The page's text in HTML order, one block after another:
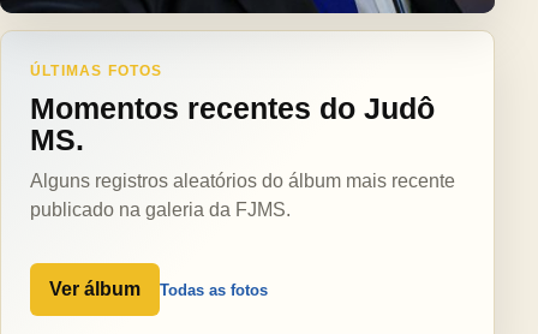
ÚLTIMAS FOTOS
Momentos recentes do Judô
MS.
Alguns registros aleatórios do álbum mais recente
publicado na galeria da FJMS.
Ver álbum Todas as fotos